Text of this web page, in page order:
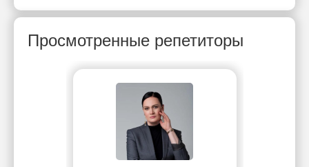
Просмотренные репетиторы